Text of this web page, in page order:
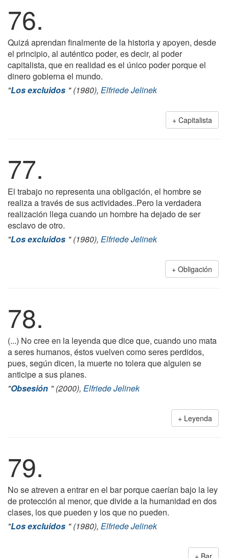
76.
Quizá aprendan finalmente de la historia y apoyen, desde
el principio, al auténtico poder, es decir, al poder
capitalista, que en realidad es el único poder porque el
dinero gobierna el mundo.
"Los excluidos " (1980), Elfriede Jelinek
Capitalista
77.
El trabajo no representa una obligación, el hombre se
realiza a través de sus actividades..Pero la verdadera
realización llega cuando un hombre ha dejado de ser
esclavo de otro.
"Los excluidos " (1980), Elfriede Jelinek
Obligación
78.
(...) No cree en la leyenda que dice que, cuando uno mata
a seres humanos, éstos vuelven como seres perdidos,
pues, según dicen, la muerte no tolera que alguien se
anticipe a sus planes.
"Obsesión " (2000), Elfriede Jelinek
Leyenda
79.
No se atreven a entrar en el bar porque caerían bajo la ley
de protección al menor, que divide a la humanidad en dos
clases, los que pueden y los que no pueden.
"Los excluidos " (1980), Elfriede Jelinek
Bar